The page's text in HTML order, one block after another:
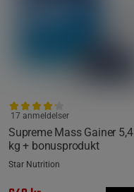
Supreme Mass Gainer 5,4
kg + bonusprodukt
17 anmeldelser
Star Nutrition